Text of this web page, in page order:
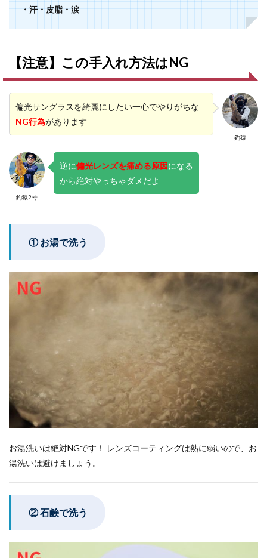
・汗・皮脂・涙
【注意】この手入れ方法はNG
釣猿
偏光サングラスを綺麗にしたい一心でやりがちな
NG行為があります
釣猿2号
逆に偏光レンズを痛める原因になる
から絶対やっちゃダメだよ
① お湯で洗う
お湯洗いは絶対NGです！ レンズコーティングは熱に弱いので、お
湯洗いは避けましょう。
② 石鹸で洗う